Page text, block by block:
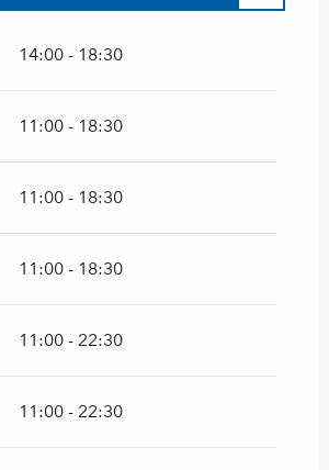
14:00 - 18:30
11:00 - 18:30
11:00 - 18:30
11:00 - 18:30
11:00 - 22:30
11:00 - 22:30